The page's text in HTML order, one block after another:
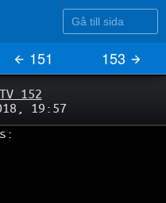
152
19:57
Gå till sida
151 153